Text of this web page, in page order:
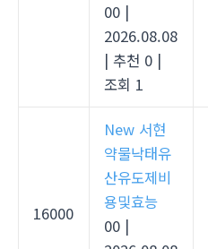
00 |
2026.08.08
| 추천 0 |
조회 1
16000
New 서현
약물낙태유
산유도제비
용및효능
00 |